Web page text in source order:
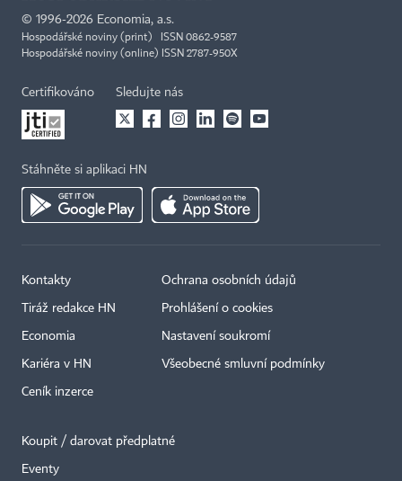
© 1996-2026 Economia, a.s.
Hospodářské noviny (print) ISSN 0862-9587
Hospodářské noviny (online) ISSN 2787-950X
Certifikováno Sledujte nás
Stáhněte si aplikaci HN
Kontakty
Tiráž redakce HN
Economia
Kariéra v HN
Ceník inzerce
Ochrana osobních údajů
Prohlášení o cookies
Nastavení soukromí
Všeobecné smluvní podmínky
Koupit / darovat předplatné
Eventy